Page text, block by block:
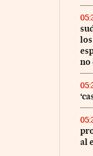
no
al